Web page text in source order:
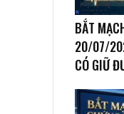
BẮT
20/07/
CÓ GIỮ